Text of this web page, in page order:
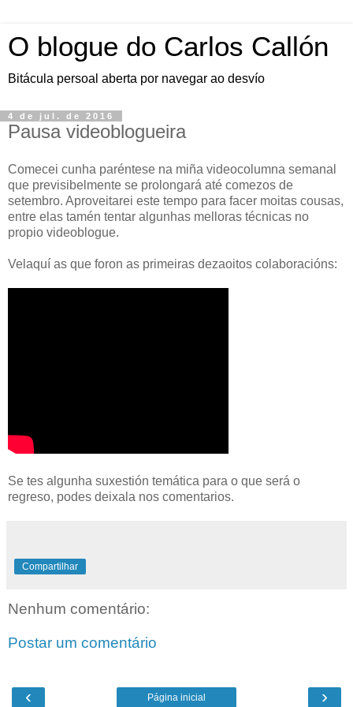
O blogue do Carlos Callón
Bitácula persoal aberta por navegar ao desvío
4 de jul. de 2016
Pausa videoblogueira
Comecei cunha paréntese na miña videocolumna semanal
que previsibelmente se prolongará até comezos de
setembro. Aproveitarei este tempo para facer moitas cousas,
entre elas tamén tentar algunhas melloras técnicas no
propio videoblogue.
Velaquí as que foron as primeiras dezaoitos colaboracións:
Se tes algunha suxestión temática para o que será o
regreso, podes deixala nos comentarios.
Compartilhar
Nenhum comentário:
Postar um comentário
‹ ›
Página inicial